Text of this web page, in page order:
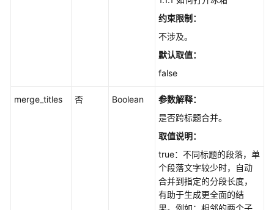
约束限制：
不涉及。
默认取值：
false
merge_titles 否 Boolean
参数解释：
是否跨标题合并。
取值说明：
true：不同标题的段落，单
个段落文字较少时，自动
合并到指定的分段长度，
有助于生成更全面的结
果。例如：相邻的两个子